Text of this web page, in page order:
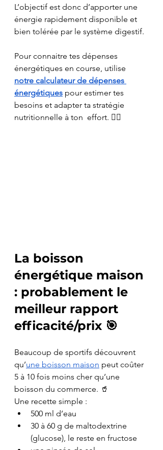
L’objectif est donc d’apporter une
énergie rapidement disponible et
bien tolérée par le système digestif.
Pour connaitre tes dépenses
énergétiques en course, utilise
notre calculateur de dépenses
énergétiques pour estimer tes
besoins et adapter ta stratégie
nutritionnelle à ton  effort. 🏃‍♂️
La boisson
énergétique maison
: probablement le
meilleur rapport
efficacité/prix 🎯
Beaucoup de sportifs découvrent
qu’une boisson maison peut coûter
5 à 10 fois moins cher qu’une
boisson du commerce. 🥤
Une recette simple :
500 ml d’eau
30 à 60 g de maltodextrine
(glucose), le reste en fructose